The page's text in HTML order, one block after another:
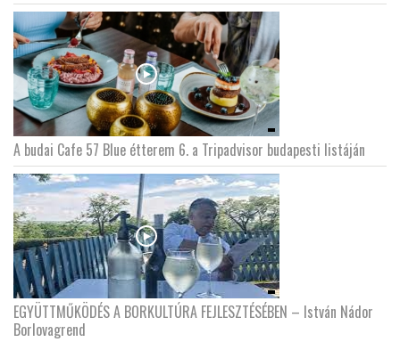
A budai Cafe 57 Blue étterem 6. a Tripadvisor budapesti listáján
EGYÜTTMŰKÖDÉS A BORKULTÚRA FEJLESZTÉSÉBEN – István Nádor
Borlovagrend